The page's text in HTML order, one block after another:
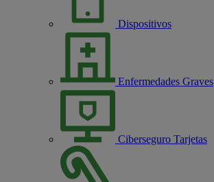
Dispositivos
Enfermedades Graves
Ciberseguro Tarjetas